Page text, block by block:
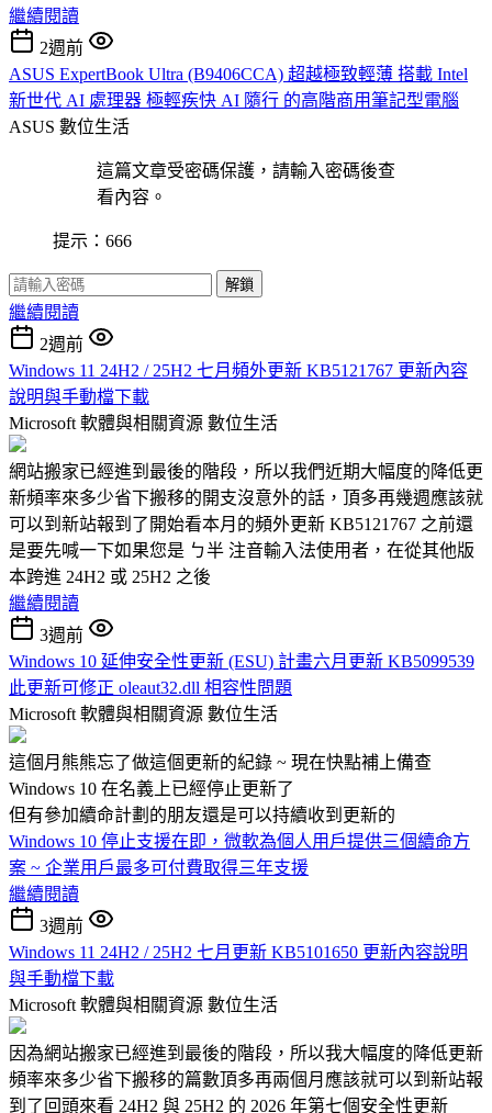
繼續閱讀
2週前
ASUS ExpertBook Ultra (B9406CCA) 超越極致輕薄 搭載 Intel
新世代 AI 處理器 極輕疾快 AI 隨行 的高階商用筆記型電腦
ASUS 數位生活
這篇文章受密碼保護，請輸入密碼後查
看內容。
提示：666
解鎖
繼續閱讀
2週前
Windows 11 24H2 / 25H2 七月頻外更新 KB5121767 更新內容
說明與手動檔下載
Microsoft 軟體與相關資源 數位生活
網站搬家已經進到最後的階段，所以我們近期大幅度的降低更
新頻率來多少省下搬移的開支沒意外的話，頂多再幾週應該就
可以到新站報到了開始看本月的頻外更新 KB5121767 之前還
是要先喊一下如果您是 ㄅ半 注音輸入法使用者，在從其他版
本跨進 24H2 或 25H2 之後
繼續閱讀
3週前
Windows 10 延伸安全性更新 (ESU) 計畫六月更新 KB5099539
此更新可修正 oleaut32.dll 相容性問題
Microsoft 軟體與相關資源 數位生活
這個月熊熊忘了做這個更新的紀錄 ~ 現在快點補上備查
Windows 10 在名義上已經停止更新了
但有參加續命計劃的朋友還是可以持續收到更新的
Windows 10 停止支援在即，微軟為個人用戶提供三個續命方
案 ~ 企業用戶最多可付費取得三年支援
繼續閱讀
3週前
Windows 11 24H2 / 25H2 七月更新 KB5101650 更新內容說明
與手動檔下載
Microsoft 軟體與相關資源 數位生活
因為網站搬家已經進到最後的階段，所以我大幅度的降低更新
頻率來多少省下搬移的篇數頂多再兩個月應該就可以到新站報
到了回頭來看 24H2 與 25H2 的 2026 年第七個安全性更新